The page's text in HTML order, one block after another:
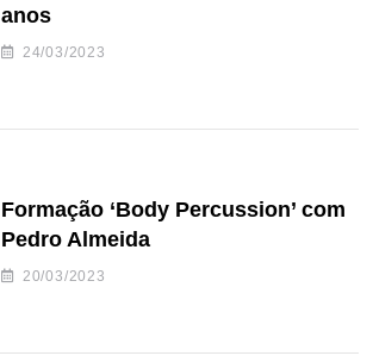
anos
24/03/2023
Formação ‘Body Percussion’ com
Pedro Almeida
20/03/2023